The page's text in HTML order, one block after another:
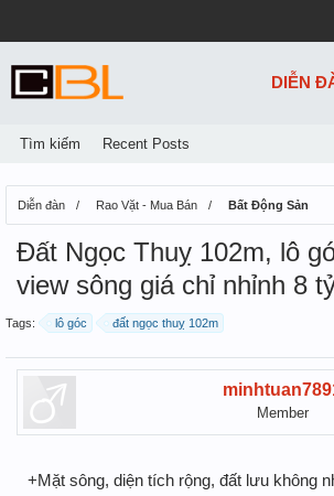
Diễn đàn Rao Vặt - Mua Bán Bất Động Sản
Đất Ngọc Thuỵ 102m, lô
view sông giá chỉ nhỉnh 8
Tags: lô góc đất ngọc thuỵ 102m
Member
+Mặt sông, diện tích rộng, đất lưu không
DIỄN
Tìm kiếm Recent Posts